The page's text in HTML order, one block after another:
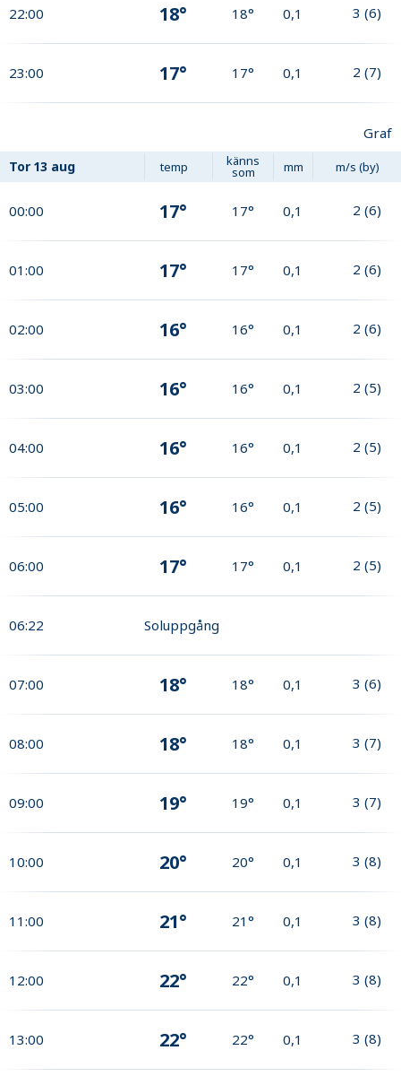
22:00 18° 18° 0,1 3 (6)
23:00 17° 17° 0,1 2 (7)
Graf
Tor 13 aug temp känns
som mm m/s (by)
00:00 17° 17° 0,1 2 (6)
01:00 17° 17° 0,1 2 (6)
02:00 16° 16° 0,1 2 (6)
03:00 16° 16° 0,1 2 (5)
04:00 16° 16° 0,1 2 (5)
05:00 16° 16° 0,1 2 (5)
06:00 17° 17° 0,1 2 (5)
06:22 Soluppgång
07:00 18° 18° 0,1 3 (6)
08:00 18° 18° 0,1 3 (7)
09:00 19° 19° 0,1 3 (7)
10:00 20° 20° 0,1 3 (8)
11:00 21° 21° 0,1 3 (8)
12:00 22° 22° 0,1 3 (8)
13:00 22° 22° 0,1 3 (8)